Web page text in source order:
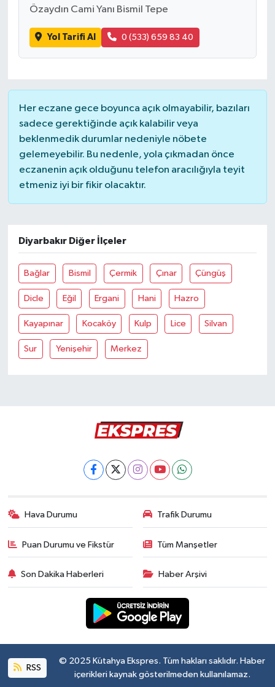
Özaydın Cami Yanı Bismil Tepe
Yol Tarifi Al 0 (533) 659 83 40
Her eczane gece boyunca açık olmayabilir, bazıları
sadece gerektiğinde açık kalabilir veya
beklenmedik durumlar nedeniyle nöbete
gelemeyebilir. Bu nedenle, yola çıkmadan önce
eczanenin açık olduğunu telefon aracılığıyla teyit
etmeniz iyi bir fikir olacaktır.
Diyarbakır Diğer İlçeler
Bağlar Bismil Çermik Çınar Çüngüş
Dicle Eğil Ergani Hani Hazro
Kayapınar Kocaköy Kulp Lice Silvan
Sur Yenişehir Merkez
Hava Durumu Trafik Durumu
Puan Durumu ve Fikstür Tüm Manşetler
Son Dakika Haberleri Haber Arşivi
RSS
© 2025 Kütahya Ekspres. Tüm hakları saklıdır. Haber
içerikleri kaynak gösterilmeden kullanılamaz.